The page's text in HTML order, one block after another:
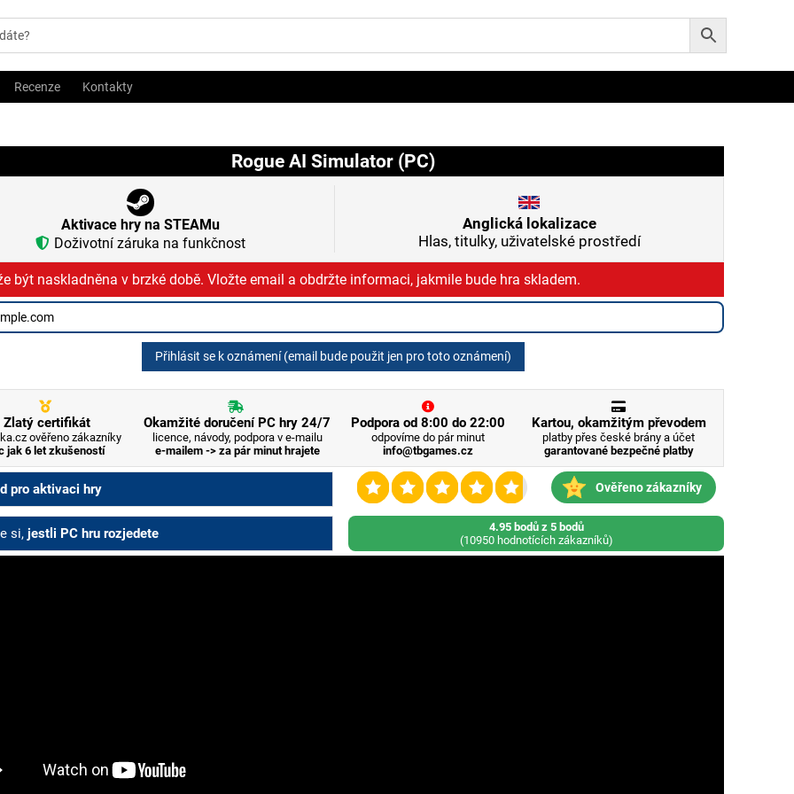
Recenze Kontakty
Rogue AI Simulator (PC)
Aktivace hry na STEAMu
Doživotní záruka na funkčnost
Anglická lokalizace
Hlas, titulky, uživatelské prostředí
být naskladněna v brzké době. Vložte email a obdržte informaci, jakmile bude hra skladem.
Přihlásit se k oznámení (email bude použit jen pro toto oznámení)
Zlatý certifikát
ověřeno zákazníky
jak 6 let zkušeností
Okamžité doručení PC hry 24/7
licence, návody, podpora v e-mailu
e-mailem -> za pár minut hrajete
Podpora od 8:00 do 22:00
odpovíme do pár minut
info@tbgames.cz
Kartou, okamžitým převodem
platby přes české brány a účet
garantované bezpečné platby
Ověřeno zákazníky
4.95 bodů z 5 bodů
(10950 hodnotících zákazníků)
pro aktivaci hry
si, jestli PC hru rozjedete